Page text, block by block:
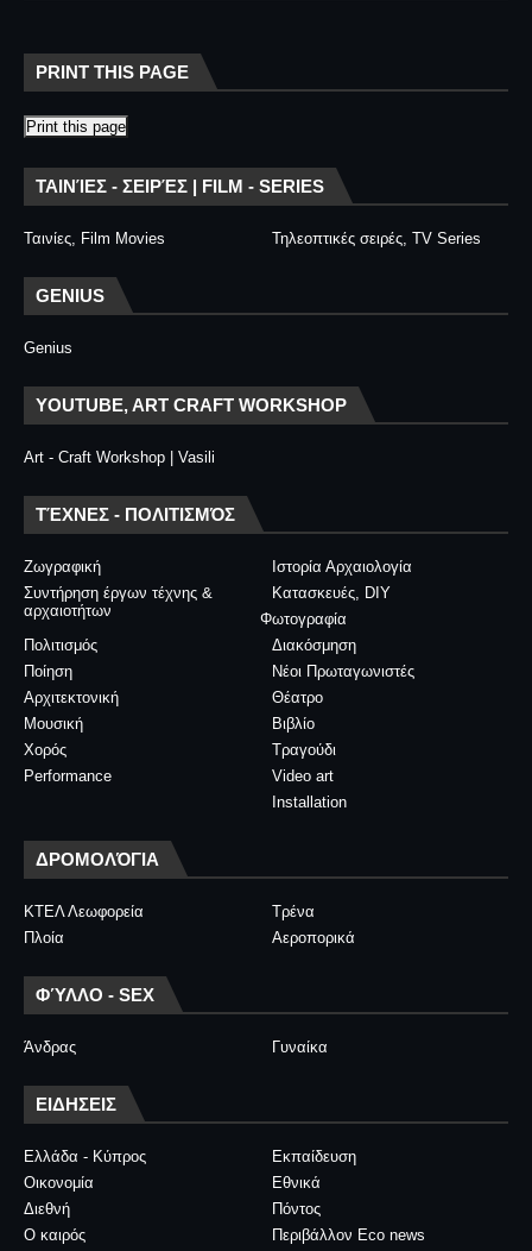
PRINT THIS PAGE
Print this page
ΤΑΙΝΊΕΣ - ΣΕΙΡΈΣ | FILM - SERIES
Ταινίες, Film Movies Τηλεοπτικές σειρές, TV Series
GENIUS
Genius
YOUTUBE, ART CRAFT WORKSHOP
Art - Craft Workshop | Vasili
ΤΈΧΝΕΣ - ΠΟΛΙΤΙΣΜΌΣ
Ζωγραφική
Ιστορία Αρχαιολογία
Συντήρηση έργων τέχνης &
αρχαιοτήτων
Κατασκευές, DIY
Φωτογραφία
Διακόσμηση
Πολιτισμός
Νέοι Πρωταγωνιστές
Ποίηση
Θέατρο
Αρχιτεκτονική
Βιβλίο
Μουσική
Τραγούδι
Χορός
Video art
Performance
Installation
ΔΡΟΜΟΛΌΓΙΑ
ΚΤΕΛ Λεωφορεία
Τρένα
Πλοία
Αεροπορικά
ΦΎΛΛΟ - SEX
Άνδρας Γυναίκα
ΕΙΔΗΣΕΙΣ
Ελλάδα - Κύπρος
Εκπαίδευση
Οικονομία
Εθνικά
Διεθνή
Πόντος
Ο καιρός
Περιβάλλον Eco news